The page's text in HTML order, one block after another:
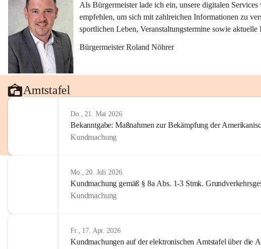
Als Bürgermeister lade ich ein, unsere digitalen
empfehlen, um sich mit zahlreichen Informationen zu
sportlichen Leben, Veranstaltungstermine sowie
Bürgermeister Roland Nöhrer
Amtstafel
Do., 21. Mai 2026
Bekanntgabe: Maßnahmen zur Bekämpfung der
Kundmachung
Mo., 20. Juli 2026
Kundmachung gemäß § 8a Abs. 1-3 Stmk.
Kundmachung
Fr., 17. Apr. 2026
Kundmachungen auf der elektronischen Amtstafel über die